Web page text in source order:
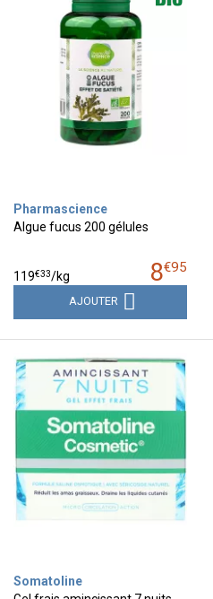
Pharmascience
Algue fucus 200 gélules
8€95
119€33/kg
AJOUTER
Somatoline